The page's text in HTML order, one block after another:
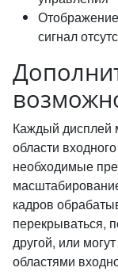
Отображение
сигнал
Каждый дисплей
области
необходимые
кадров
перекрываться,
другой, или
областями